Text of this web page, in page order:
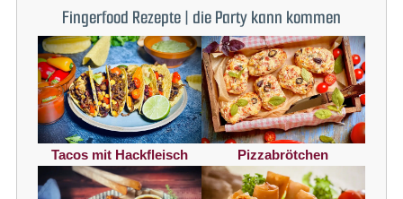
Fingerfood Rezepte | die Party kann kommen
Tacos mit Hackfleisch Pizzabrötchen